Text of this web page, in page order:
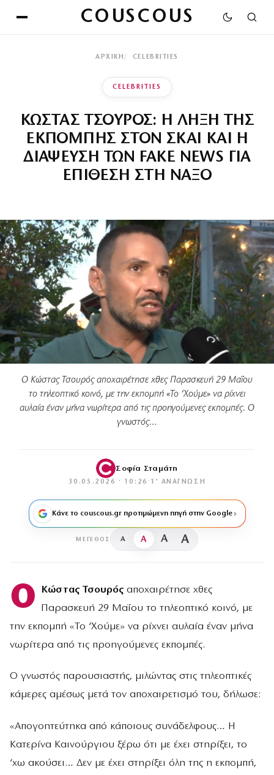
COUSCOUS
ΑΡΧΙΚΉ CELEBRITIES
CELEBRITIES
ΚΩΣΤΑΣ ΤΣΟΥΡΟΣ: Η ΛΗΞΗ ΤΗΣ
ΕΚΠΟΜΠΗΣ ΣΤΟΝ ΣΚΑΙ ΚΑΙ Η
ΔΙΑΨΕΥΣΗ ΤΩΝ FAKE NEWS ΓΙΑ
ΕΠΙΘΕΣΗ ΣΤΗ ΝΑΞΟ
Ο Κώστας Τσουρός αποχαιρέτησε χθες Παρασκευή 29 Μαΐου
το τηλεοπτικό κοινό, με την εκπομπή «Το ‘Χούμε» να ρίχνει
αυλαία έναν μήνα νωρίτερα από τις προηγούμενες εκπομπές. Ο
γνωστός…
Σοφία Σταμάτη
30.05.2026 · 10:26 · 1′ ΑΝΆΓΝΩΣΗ
Κάνε το couscous.gr προτιμώμενη πηγή στην Google
ΜΈΓΕΘΟΣ A A A A
Ο Κώστας Τσουρόςαποχαιρέτησε χθες
Παρασκευή 29 Μαΐου το τηλεοπτικό κοινό, με
την εκπομπή «Το ‘Χούμε» να ρίχνει αυλαία έναν μήνα
νωρίτερα από τις προηγούμενες εκπομπές.
Ο γνωστός παρουσιαστής, μιλώντας στις τηλεοπτικές
κάμερες αμέσως μετά τον αποχαιρετισμό του, δήλωσε:
«Απογοητεύτηκα από κάποιους συνάδελφους… Η
Κατερίνα Καινούργιου ξέρω ότι με έχει στηρίξει, το
‘χω ακούσει… Δεν με έχει στηρίξει όλη της η εκπομπή,